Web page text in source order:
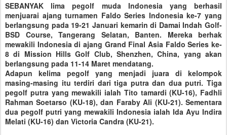
SEBANYAK lima pegolf muda Indonesia yang berhasil
menjuarai ajang turnamen Faldo Series Indonesia ke-7 yang
berlangsung pada 19-21 Januari kemarin di Damai Indah Golf-
BSD Course, Tangerang Selatan, Banten. Mereka berhak
mewakili Indonesia di ajang Grand Final Asia Faldo Series ke-
8 di Mission Hills Golf Club, Shenzhen, China, yang akan
berlangsung pada 11-14 Maret mendatang.
Adapun kelima pegolf yang menjadi juara di kelompok
masing-masing itu terdiri dari tiga putra dan dua putri. Tiga
pegolf putra yang mewakili ialah Tito tamardi (KU-16), Fadhli
Rahman Soetarso (KU-18), dan Faraby Ali (KU-21). Sementara
dua pegolf putri yang mewakili Indonesia ialah Ida Ayu Indira
Melati (KU-16) dan Victoria Candra (KU-21).